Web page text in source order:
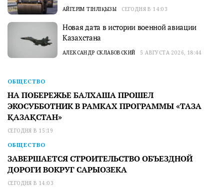
АЙГЕРІМ ТІНӘЛІҚЫЗЫ СЕГОДНЯ В 14:03
Новая дата в истории военной авиации
Казахстана
АЛЕКСАНДР СКЛАБОВСКИЙ 5 АВГУСТА 2026, 18:44
ОБЩЕСТВО
НА ПОБЕРЕЖЬЕ БАЛХАША ПРОШЕЛ
ЭКОСУББОТНИК В РАМКАХ ПРОГРАММЫ «ТАЗА
ҚАЗАҚСТАН»
СЕГОДНЯ В 15:19
ОБЩЕСТВО
ЗАВЕРШАЕТСЯ СТРОИТЕЛЬСТВО ОБЪЕЗДНОЙ
ДОРОГИ ВОКРУГ САРЫОЗЕКА
СЕГОДНЯ В 14:03